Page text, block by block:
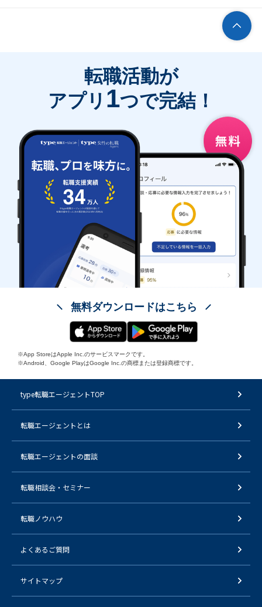
転職活動が
アプリ 1つで完結！
無料ダウンロードはこちら
※App StoreはApple Inc.のサービスマークです。
※Android、Google PlayはGoogle Inc.の商標または登録商標です。
type転職エージェントTOP
転職エージェントとは
転職エージェントの面談
転職相談会・セミナー
転職ノウハウ
よくあるご質問
サイトマップ